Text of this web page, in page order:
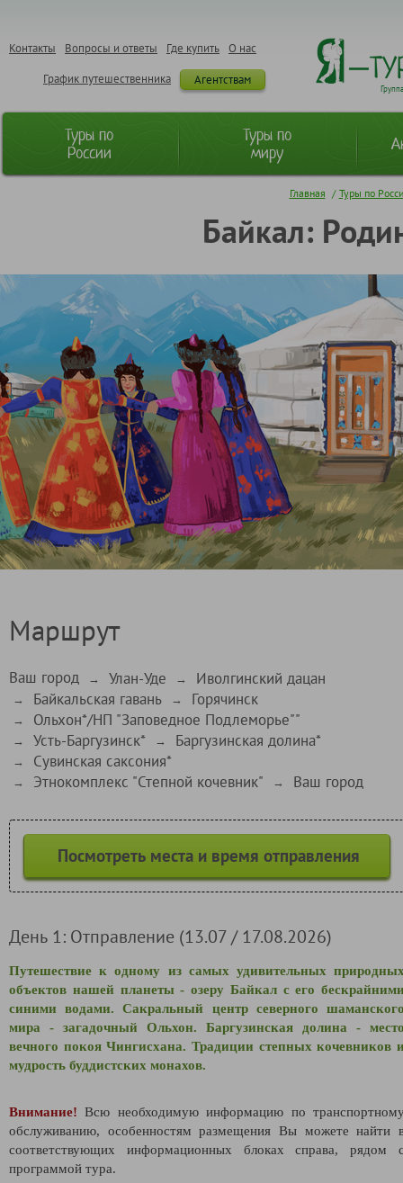
О нас
Где купить
Вопросы и ответы
Контакты
Агентствам
График путешественника
Туры по
России
Туры по
миру
Главная / Туры по
Байкал:
Маршрут
Ваш город → Улан-Уде → Иволгинский дацан
→ Байкальская гавань → Горячинск
→ Ольхон*/НП "Заповедное Подлеморье""
→ Усть-Баргузинск* → Баргузинская долина*
→ Сувинская саксония*
→ Этнокомплекс "Степной кочевник" → Ваш город
Посмотреть места и время отправления
День 1: Отправление (13.07 / 17.08.2026)
Путешествие к одному из самых удивительных
объектов нашей планеты - озеру Байкал с его
синими водами. Сакральный центр северного
мира - загадочный Ольхон. Баргузинская долина -
вечного покоя Чингисхана. Традиции степных кочевников
мудрость буддистских монахов.
Внимание! Всю необходимую информацию по
обслуживанию, особенностям размещения Вы можете найти
соответствующих информационных блоках справа, рядом
программой тура.